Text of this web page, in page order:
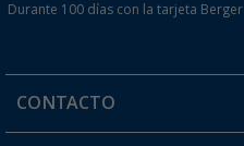
Durante 100 días con la tarjeta Berger
CONTACTO